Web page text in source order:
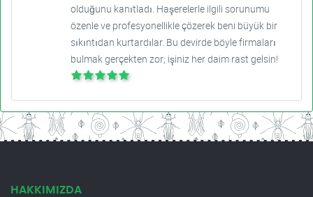
olduğunu kanıtladı. Haşerelerle ilgili sorunumu
özenle ve profesyonellikle çözerek beni büyük bir
sıkıntıdan kurtardılar. Bu devirde böyle firmaları
bulmak gerçekten zor; işiniz her daim rast gelsin!
HAKKIMIZDA